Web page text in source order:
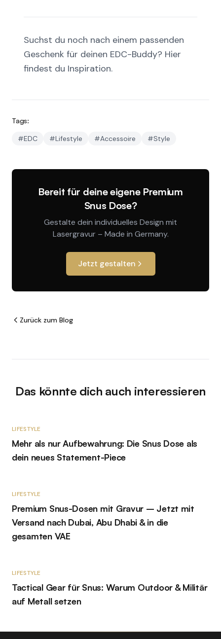
Suchst du noch nach einem passenden
Geschenk für deinen EDC-Buddy? Hier
findest du Inspiration.
Tags:
#EDC #Lifestyle #Accessoire #Style
Bereit für deine eigene Premium
Snus Dose?
Gestalte dein individuelles Design mit
Lasergravur – Made in Germany.
Jetzt gestalten
Zurück zum Blog
Das könnte dich auch interessieren
LIFESTYLE
Mehr als nur Aufbewahrung: Die Snus Dose als
dein neues Statement-Piece
LIFESTYLE
Premium Snus-Dosen mit Gravur – Jetzt mit
Versand nach Dubai, Abu Dhabi & in die
gesamten VAE
LIFESTYLE
Tactical Gear für Snus: Warum Outdoor & Militär
auf Metall setzen